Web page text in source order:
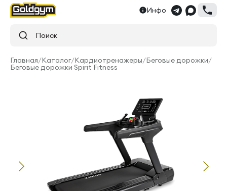
Инфо
Поиск
Главная/Каталог/Кардиотренажеры/Беговые дорожки/
Беговые дорожки Spirit Fitness